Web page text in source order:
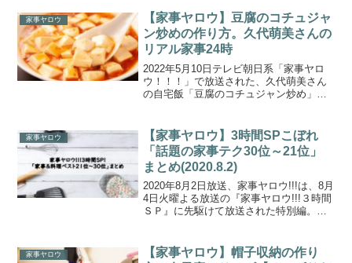
ンキングは、家事ヤロウが発掘した料理
上手芸人 ポンポ...
家事ヤロウ
【家事ヤロウ】豆腐のコチュジャ
ン炒めの作り方。久代萌美さんの
リアル家事24時
2022年5月10日テレビ朝日系「家事ヤロ
ウ！！！」で放送された、久代萌美さん
の自宅飯「豆腐のコチュジャン炒め」の
覗き見する90分SP！辻希美さんが新居の
自宅初公開！五...
家事ヤロウ
【家事ヤロウ】3時間SPこぼれ
「話題の家事テク30位～21位」
まとめ(2020.8.2)
2020年8月2日放送、家事ヤロウ!!!は、8月
4日火曜よる放送の『家事ヤロウ!!!３時間
ＳＰ』に先駆けて放送された特別編。３
ベスト20」がランキング形式で発表され
家事ヤロウ
【家事ヤロウ】帽子収納の作り